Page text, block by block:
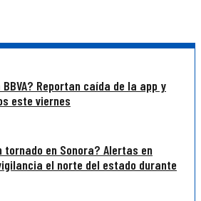
Reportan caída de la app y
este viernes
en Sonora? Alertas en
el norte del estado durante